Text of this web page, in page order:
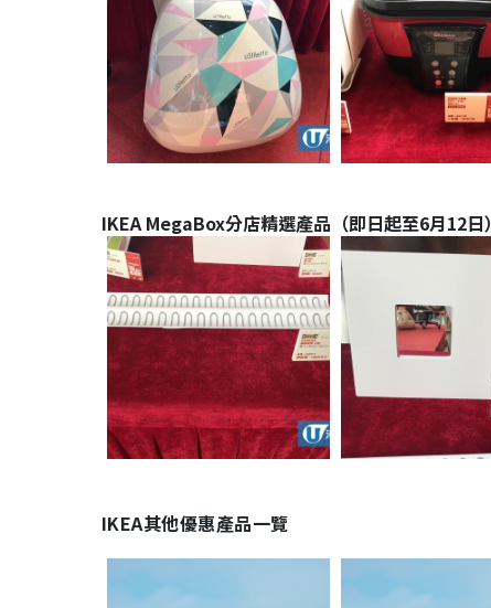
IKEA MegaBox分店精選產品（即日起至6月12日）
IKEA其他優惠產品一覽